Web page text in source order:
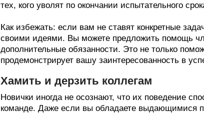
тех, кого уволят по окончании испытательного
Как избежать: если вам не ставят конкретные
своими идеями. Вы можете предложить помощь
дополнительные обязанности. Это не только
продемонстрирует вашу заинтересованность в
Хамить и дерзить коллегам
Новички иногда не осознают, что их поведение
команде. Даже если вы обладаете выдающимися